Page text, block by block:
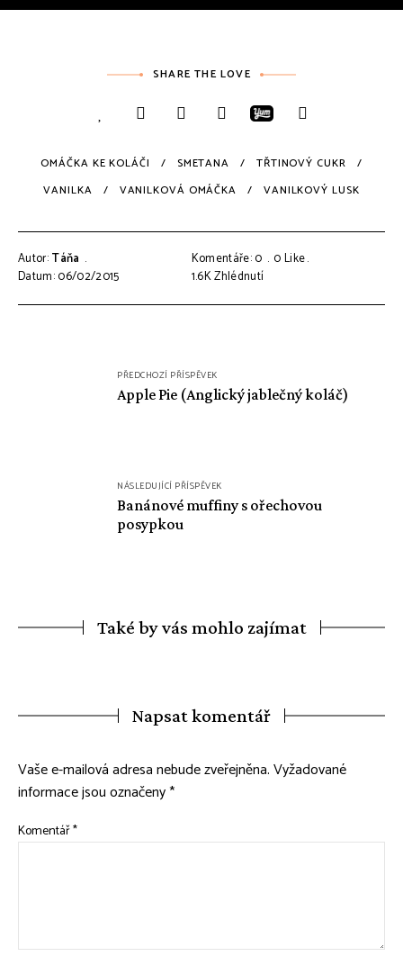
SHARE THE LOVE
OMÁČKA KE KOLÁČI SMETANA
TŘTINOVÝ CUKR
VANILKA
VANILKOVÁ OMÁČKA VANILKOVÝ LUSK
Autor:Táňa
Datum: 06/02/2015
Komentáře: 0 0Like
1.6KZhlédnutí
PŘEDCHOZÍ PŘÍSPĚVEK
Apple Pie (Anglický jablečný koláč)
NÁSLEDUJÍCÍ PŘÍSPĚVEK
Banánové muffiny s ořechovou
posypkou
Také by vás mohlo zajímat
Napsat komentář
Vaše e-mailová adresa nebude zveřejněna.Vyžadované
informace jsou označeny*
Komentář*